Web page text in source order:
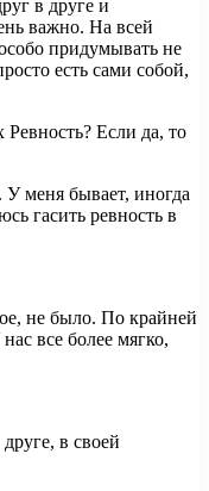
в друге и
важно. На всей
придумывать не
есть сами собой,
Если да, то
меня бывает, иногда
гасить ревность в
не было. По крайней
все более мягко,
в своей